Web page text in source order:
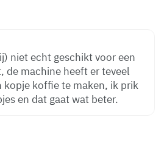
niet echt geschikt voor een
de machine heeft er teveel
kopje koffie te maken, ik prik
en dat gaat wat beter.